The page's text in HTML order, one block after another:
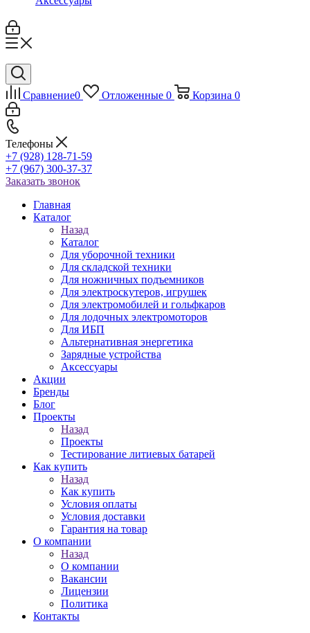
Сравнение0 Отложенные 0 Корзина 0
Телефоны
+7 (928) 128-71-59
+7 (967) 300-37-37
Заказать звонок
Главная
Каталог
Назад
Каталог
Для уборочной техники
Для складской техники
Для ножничных подъемников
Для электроскутеров, игрушек
Для электромобилей и гольфкаров
Для лодочных электромоторов
Для ИБП
Альтернативная энергетика
Зарядные устройства
Аксессуары
Акции
Бренды
Блог
Проекты
Назад
Проекты
Тестирование литиевых батарей
Как купить
Назад
Как купить
Условия оплаты
Условия доставки
Гарантия на товар
О компании
Назад
О компании
Вакансии
Лицензии
Политика
Контакты